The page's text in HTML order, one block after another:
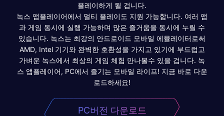
플레이하게 될 겁니다.
녹스 앱플레이어에서 멀티 플레이도 지원 가능합니다. 여러 앱
과 게임 동시에 실행 가능하며 많은 즐거움을 동시에 누릴 수
있습니다. 녹스는 최강의 안드로이드 모바일 에뮬레이터로써
AMD, Intel 기기와 완벽한 호환성을 가지고 있기에 부드럽고
가벼운 녹스에서 최상의 게임 체험 만나볼수 있을 겁니다. 녹
스 앱플레이어, PC에서 즐기는 모바일 라이프! 지금 바로 다운
로드하세요!
PC버전 다운로드